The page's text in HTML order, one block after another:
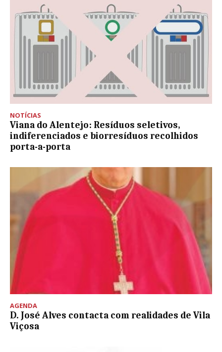
NOTÍCIAS
Viana do Alentejo: Resíduos seletivos,
indiferenciados e biorresíduos recolhidos
porta-a-porta
AGENDA
D. José Alves contacta com realidades de Vila
Viçosa